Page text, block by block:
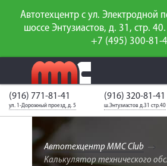
Автотехцентр с ул. Электродной
шоссе Энтузиастов, д. 31, стр.
+7 (495) 300-81-
Калькулятор
ТО
Каталог
запчастей
Ваш автомобиль
(916) 771-81-41
ул. 1-Дорожный проезд, д. 5
(916) 320-81-41
ш.Энтузиастов д.31 стр.40
Автотехцентр MMC Club
Калькулятор технического